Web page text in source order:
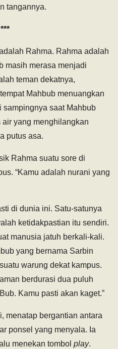
tangannya.
***
Rahma. Rahma adalah
masih merasa menjadi
teman dekatnya,
Mahbub menuangkan
sampingnya saat Mahbub
yang menghilangkan
putus asa.
Rahma suatu sore di
“Kamu adalah nurani yang
di dunia ini. Satu-satunya
ketidakpastian itu sendiri.
manusia jatuh berkali-kali.
yang bernama Sarbin
warung dekat kampus.
berdurasi dua puluh
Kamu pasti akan kaget.”
menatap bergantian antara
ponsel yang menyala. Ia
menekan tombol play.